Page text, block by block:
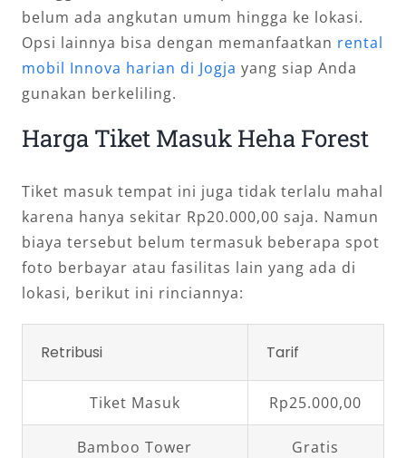
belum ada angkutan umum hingga ke lokasi.
Opsi lainnya bisa dengan memanfaatkan rental
mobil Innova harian di Jogja yang siap Anda
gunakan berkeliling.
Harga Tiket Masuk Heha Forest
Tiket masuk tempat ini juga tidak terlalu mahal
karena hanya sekitar Rp20.000,00 saja. Namun
biaya tersebut belum termasuk beberapa spot
foto berbayar atau fasilitas lain yang ada di
lokasi, berikut ini rinciannya:
Retribusi Tarif
Tiket Masuk Rp25.000,00
Bamboo Tower Gratis